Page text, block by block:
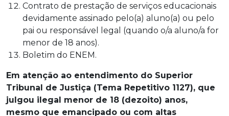
Contrato de prestação de serviços educacionais
devidamente assinado pelo(a) aluno(a) ou pelo
pai ou responsável legal (quando o/a aluno/a for
menor de 18 anos).
Boletim do ENEM.
Em atenção ao entendimento do Superior
Tribunal de Justiça (Tema Repetitivo 1127), que
julgou ilegal menor de 18 (dezoito) anos,
mesmo que emancipado ou com altas